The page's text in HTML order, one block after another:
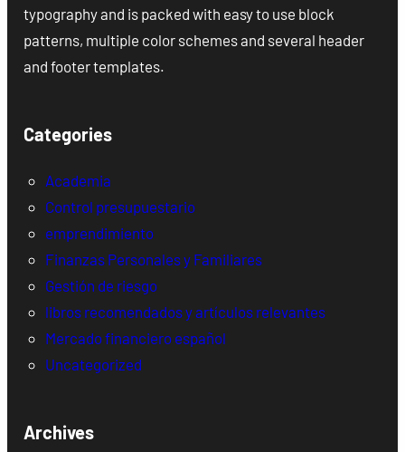
typography and is packed with easy to use block
patterns, multiple color schemes and several header
and footer templates.
Categories
Academia
Control presupuestario
emprendimiento
Finanzas Personales y Familiares
Gestión de riesgo
libros recomendados y artículos relevantes
Mercado financiero español
Uncategorized
Archives